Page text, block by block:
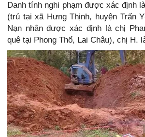
Danh tính nghi phạm được xác định
(trú tại xã Hưng Thịnh, huyện Trấn
Nạn nhân được xác định là chị
quê tại Phong Thổ, Lai Châu), chị H.